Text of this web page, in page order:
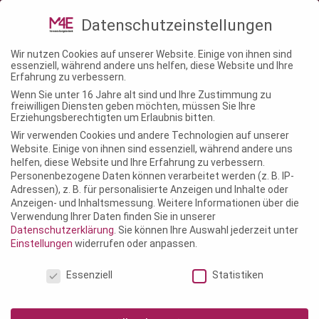
veranstaltungstechnik.de
VERFOLGER
Datenschutzeinstellungen
Wir nutzen Cookies auf unserer Website. Einige von ihnen sind
essenziell, während andere uns helfen, diese Website und Ihre
Erfahrung zu verbessern.
Wenn Sie unter 16 Jahre alt sind und Ihre Zustimmung zu
freiwilligen Diensten geben möchten, müssen Sie Ihre
Erziehungsberechtigten um Erlaubnis bitten.
Wir verwenden Cookies und andere Technologien auf unserer
Website. Einige von ihnen sind essenziell, während andere uns
helfen, diese Website und Ihre Erfahrung zu verbessern.
Personenbezogene Daten können verarbeitet werden (z. B. IP-
Adressen), z. B. für personalisierte Anzeigen und Inhalte oder
Anzeigen- und Inhaltsmessung. Weitere Informationen über die
Verwendung Ihrer Daten finden Sie in unserer
Datenschutzerklärung Sie können Ihre Auswahl jederzeit unter
Einstellungen widerrufen oder anpassen.
Essenziell
Statistiken